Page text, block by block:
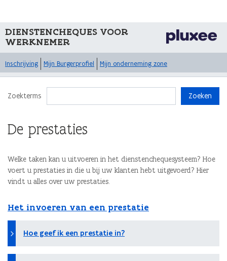
DIENSTENCHEQUES VOOR
WERKNEMER
Inschrijving Mijn Burgerprofiel Mijn onderneming zone
Zoekterms Zoeken
De prestaties
Welke taken kan u uitvoeren in het dienstenchequesysteem? Hoe
voert u prestaties in die u bij uw klanten hebt uitgevoerd? Hier
vindt u alles over uw prestaties.
Het invoeren van een prestatie
Hoe geef ik een prestatie in?